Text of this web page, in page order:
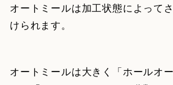
オートミールは加工状態によって
けられます。
オートミールは大きく「ホールオ